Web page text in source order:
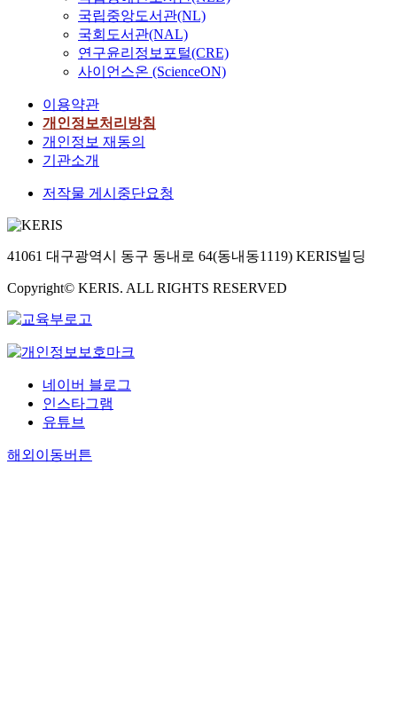
국립중앙도서관(NL)
국회도서관(NAL)
연구윤리정보포털(CRE)
사이언스온 (ScienceON)
이용약관
개인정보처리방침
개인정보 재동의
기관소개
저작물 게시중단요청
41061 대구광역시 동구 동내로 64(동내동1119) KERIS빌딩
Copyright© KERIS. ALL RIGHTS RESERVED
네이버 블로그
인스타그램
유튜브
해외이동버튼